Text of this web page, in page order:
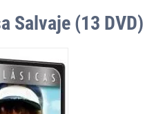
Salvaje (13 DVD)